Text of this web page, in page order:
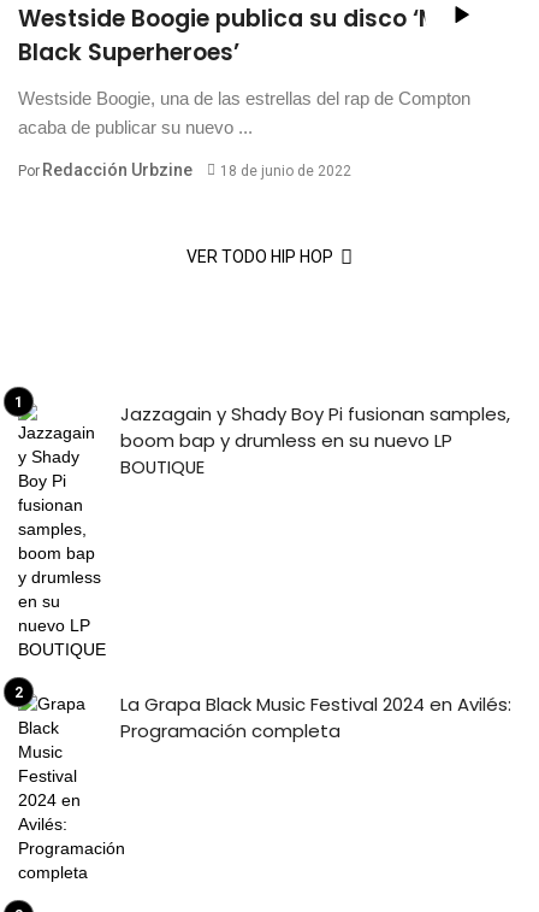
Westside Boogie publica su disco ‘More
Black Superheroes’
Westside Boogie, una de las estrellas del rap de Compton
acaba de publicar su nuevo ...
Por Redacción Urbzine 18 de junio de 2022
VER TODO HIP HOP
Jazzagain y Shady Boy Pi fusionan samples,
boom bap y drumless en su nuevo LP
BOUTIQUE
La Grapa Black Music Festival 2024 en Avilés:
Programación completa